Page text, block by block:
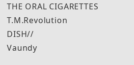
THE ORAL CIGARETTES
T.M.Revolution
DISH//
Vaundy